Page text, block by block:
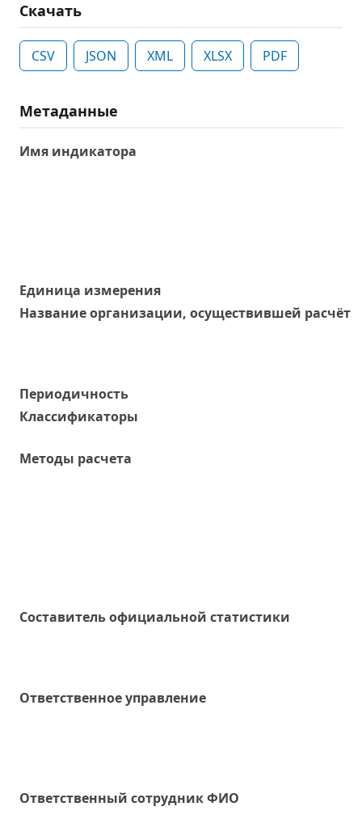
Скачать
CSV JSON XML XLSX PDF
Метаданные
Имя индикатора
Единица измерения
Название организации, осуществившей расчёт
Периодичность
Классификаторы
Методы расчета
Составитель официальной статистики
Ответственное управление
Oтветственный сотрудник ФИО